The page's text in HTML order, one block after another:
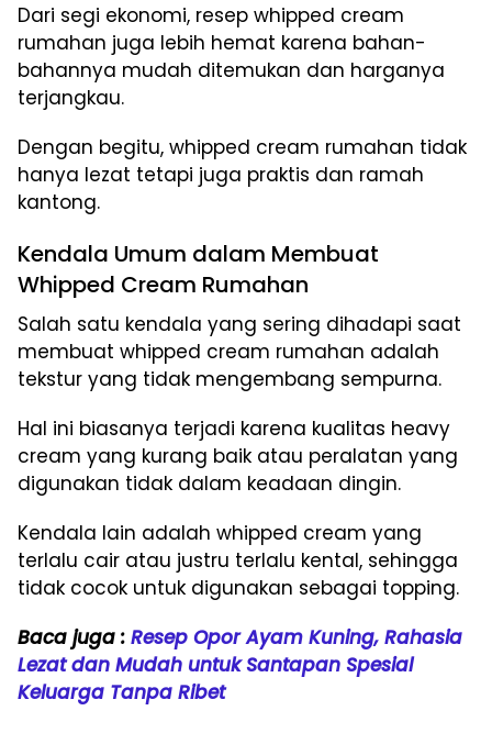
Dari segi ekonomi, resep whipped cream
rumahan juga lebih hemat karena bahan-
bahannya mudah ditemukan dan harganya
terjangkau.
Dengan begitu, whipped cream rumahan tidak
hanya lezat tetapi juga praktis dan ramah
kantong.
Kendala Umum dalam Membuat
Whipped Cream Rumahan
Salah satu kendala yang sering dihadapi saat
membuat whipped cream rumahan adalah
tekstur yang tidak mengembang sempurna.
Hal ini biasanya terjadi karena kualitas heavy
cream yang kurang baik atau peralatan yang
digunakan tidak dalam keadaan dingin.
Kendala lain adalah whipped cream yang
terlalu cair atau justru terlalu kental, sehingga
tidak cocok untuk digunakan sebagai topping.
Baca juga : Resep Opor Ayam Kuning, Rahasia
Lezat dan Mudah untuk Santapan Spesial
Keluarga Tanpa Ribet